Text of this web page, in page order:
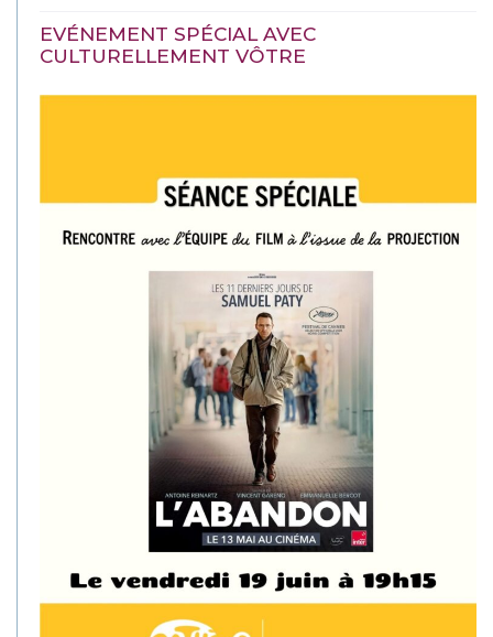
EVÉNEMENT SPÉCIAL AVEC
CULTURELLEMENT VÔTRE